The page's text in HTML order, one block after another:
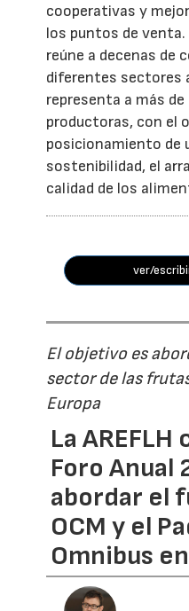
cooperativas y
los puntos de
reúne a decenas de
diferentes sectores
representa a más
productoras, con el
posicionamiento de
sostenibilidad, el
calidad de los
ver/
El objetivo es
sector de las
Europa
La
Foro Anual
abordar el
OCM y el
Omnibus